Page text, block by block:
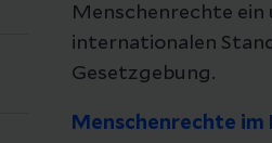
Menschenrechte ein
internationalen
Gesetzgebung.
Menschenrechte im